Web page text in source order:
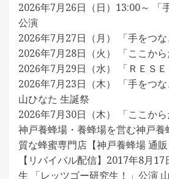
2026年7月26日（日）13:00～ 「
公演
2026年7月27日（月） 「手をつ
2026年7月28日（火） 「ここか
2026年7月29日（水） 「ＲＥＳ
2026年7月23日（木） 「手をつ
山ひなた 生誕祭
2026年7月30日（木） 「ここか
神戸養蜂場・養蜂場を営む神戸
質な蜂蜜専門店【神戸養蜂場 通販
【リバイバル配信】2017年8月
生 「レッツゴー研究生！」公演